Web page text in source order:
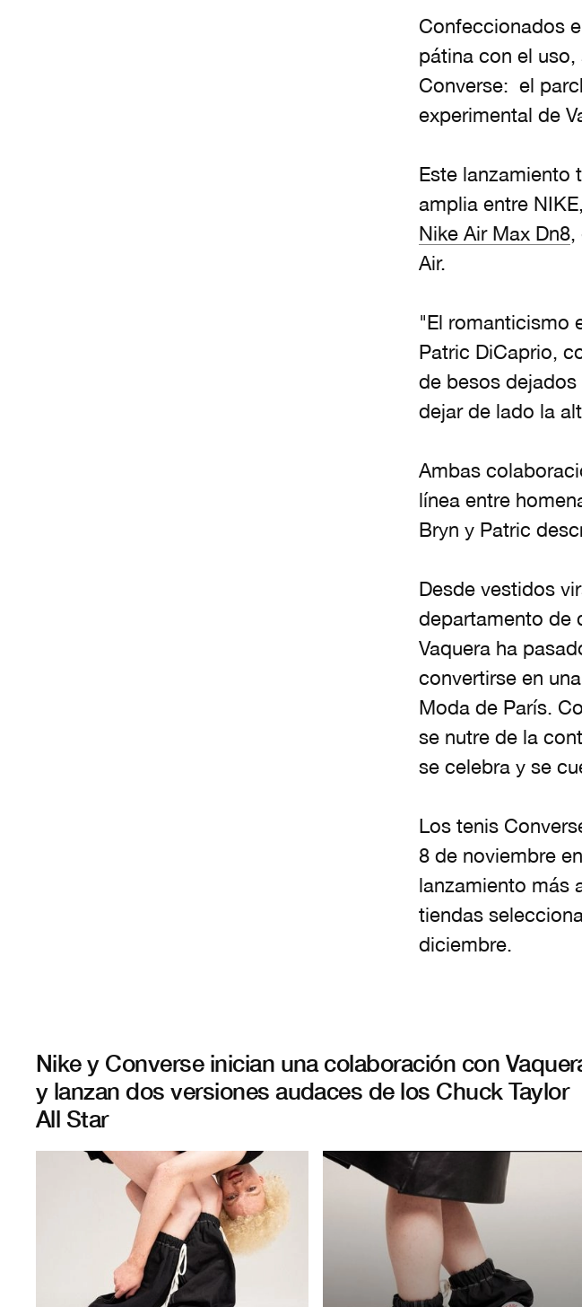
Confeccionados
pátina con el
Converse: el
experimental de
Este lanzamiento
amplia entre
Nike Air Max Dn8,
Air.
"El romanticismo
Patric DiCaprio,
de besos
dejar de lado la
Ambas
línea entre
Bryn y Patric
Desde vestidos
departamento de
Vaquera ha
convertirse en
Moda de París.
se nutre de la
se celebra y se
Los tenis
8 de noviembre en
lanzamiento más
tiendas
diciembre.
Nike y Converse inician una colaboración con
y lanzan dos versiones audaces de los Chuck Taylor
All Star